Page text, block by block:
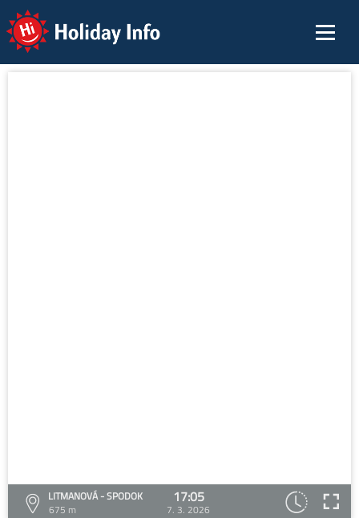
Holiday Info
LITMANOVÁ - SPODOK
675 m
17:05
7. 3. 2026